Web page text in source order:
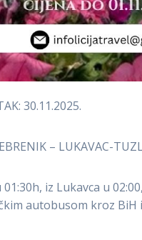
30.11.2025.
– LUKAVAC-
iz Lukavca u
autobusom kroz